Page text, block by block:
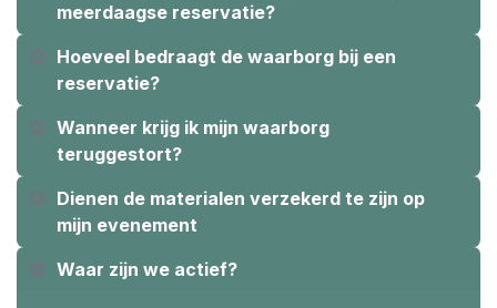
meerdaagse reservatie?
Hoeveel bedraagt de waarborg bij een
reservatie?
Wanneer krijg ik mijn waarborg
teruggestort?
Dienen de materialen verzekerd te zijn op
mijn evenement
Waar zijn we actief?